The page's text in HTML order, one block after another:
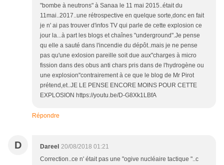
"bombe à neutrons" à Sanaa le 11 mai 2015..était du
11mai..2017..une rétrospective en quelque sorte,donc en fait
je n' ai pas trouver d'infos TV qui parle de cette explosion ce
jour la...à part les blogs et chaînes "underground".Je pense
qu elle a sauté dans l'incendie du dépôt..mais je ne pense
pas qu'une exlosion pareille soit due aux"charges à micro
fission dans des obus anti chars pris dans de l'hydrogène ou
une explosion"contrairement à ce que le blog de Mr Pirot
prétend,et..JE LE PENSE ENCORE MOINS POUR CETTE
EXPLOSION https://youtu.be/D-G8Xk1LBfA
Répondre
D Dareel 20/08/2018 01:21
Correction..ce n' était pas une "ogive nucléaire tactique "..c